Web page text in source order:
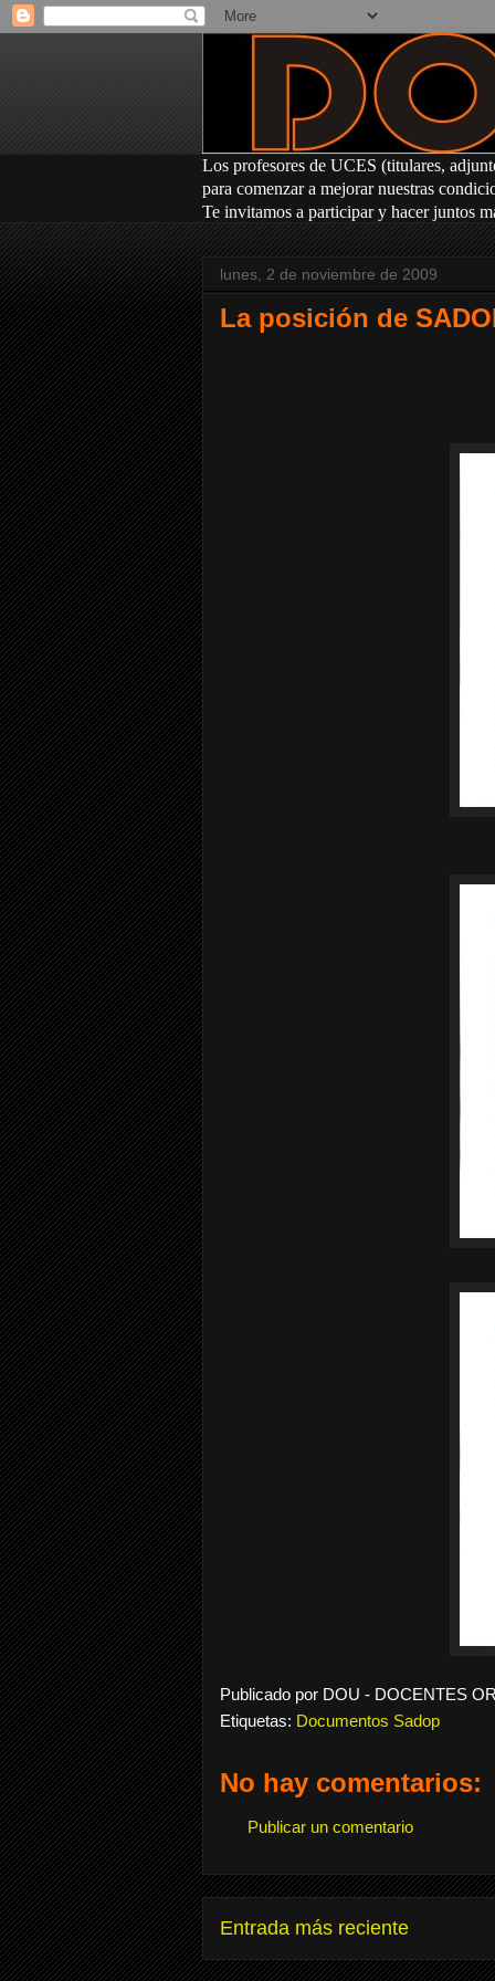
Los profesores de UCES (titulares,
para comenzar a mejorar nuestras
Te invitamos a participar y hacer juntos
lunes, 2 de noviembre de 2009
La posición de
Publicado por DOU - DOCENTES
Etiquetas: Documentos Sadop
No hay comentarios:
Publicar un comentario
Entrada más reciente